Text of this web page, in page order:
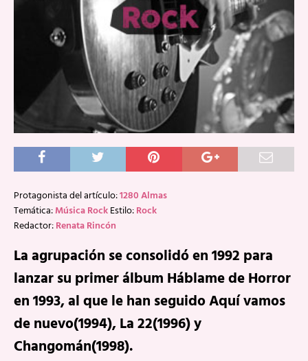
Protagonista del artículo:1280 Almas
Temática:Música RockEstilo:Rock
Redactor:Renata Rincón
La agrupación se consolidó en 1992 para
lanzar su primer álbum Háblame de Horror
en 1993, al que le han seguido Aquí vamos
de nuevo(1994), La 22(1996) y
Changomán(1998).